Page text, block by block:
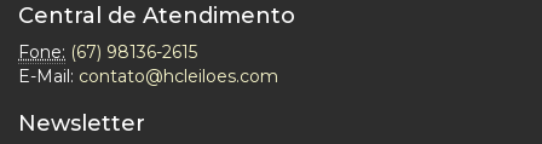
Central de Atendimento
Fone: (67) 98136-2615
E-Mail: contato@hcleiloes.com
Newsletter